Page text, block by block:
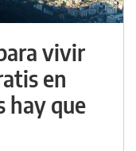
vivir
en
hay que